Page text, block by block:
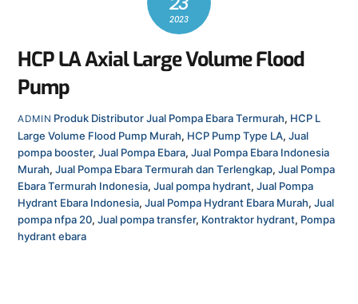
2023
HCP LA Axial Large Volume Flood
Pump
ADMIN Produk Distributor Jual Pompa Ebara Termurah, HCP L
Large Volume Flood Pump Murah, HCP Pump Type LA,Jual
pompa booster,Jual Pompa Ebara,Jual Pompa Ebara Indonesia
Murah,Jual Pompa Ebara Termurah dan Terlengkap,Jual Pompa
Ebara Termurah Indonesia,Jual pompa hydrant,Jual Pompa
Hydrant Ebara Indonesia,Jual Pompa Hydrant Ebara Murah,Jual
pompa nfpa 20,Jual pompa transfer, Kontraktor hydrant, Pompa
hydrant ebara